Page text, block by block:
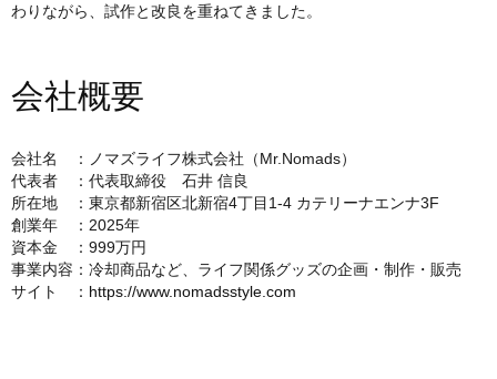
わりながら、試作と改良を重ねてきました。
会社概要
会社名 ：ノマズライフ株式会社（Mr.Nomads）
代表者 ：代表取締役 石井 信良
所在地 ：東京都新宿区北新宿4丁目1-4 カテリーナエンナ3F
創業年 ：2025年
資本金 ：999万円
事業内容：冷却商品など、ライフ関係グッズの企画・制作・販売
サイト ： https://www.nomadsstyle.com